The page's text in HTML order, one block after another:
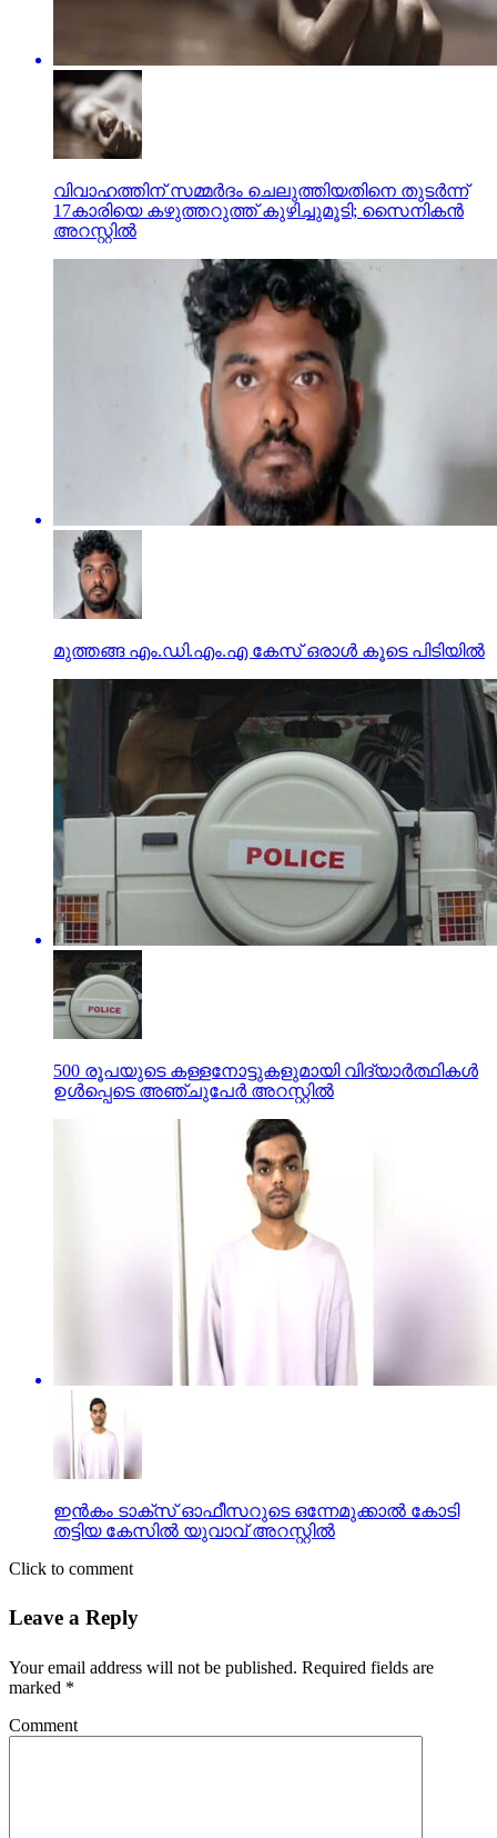
വിവാഹത്തിന് സമ്മര്‍ദം ചെലുത്തിയതിനെ തുടര്‍ന്ന്
17കാരിയെ കഴുത്തറുത്ത് കുഴിച്ചുമൂടി; സൈനികന്‍
അറസ്റ്റില്‍
മുത്തങ്ങ എം.ഡി.എം.എ കേസ് ഒരാള്‍ കൂടെ പിടിയില്‍
500 രൂപയുടെ കള്ളനോട്ടുകളുമായി വിദ്യാര്‍ത്ഥികള്‍
ഉള്‍പ്പെടെ അഞ്ചുപേര്‍ അറസ്റ്റില്‍
ഇന്‍കം ടാക്സ് ഓഫീസറുടെ ഒന്നേമുക്കാല്‍ കോടി
തട്ടിയ കേസില്‍ യുവാവ് അറസ്റ്റില്‍
Click to comment
Leave a Reply
Your email address will not be published. Required fields are
marked *
Comment